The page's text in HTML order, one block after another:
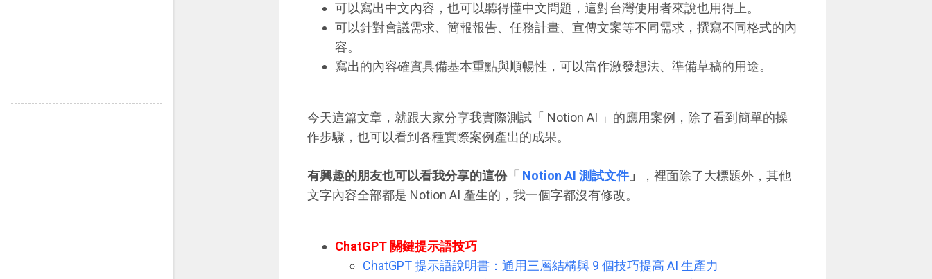
可以寫出中文內容，也可以聽得懂中文問題，這對台灣使用者來說也用得上。
可以針對會議需求、簡報報告、任務計畫、宣傳文案等不同需求，撰寫不同格式的內
容。
寫出的內容確實具備基本重點與順暢性，可以當作激發想法、準備草稿的用途。
今天這篇文章，就跟大家分享我實際測試「 Notion AI 」的應用案例，除了看到簡單的操
作步驟，也可以看到各種實際案例產出的成果。
有興趣的朋友也可以看我分享的這份「 Notion AI 測試文件」
，裡面除了大標題外，其他
文字內容全部都是 Notion AI 產生的，我一個字都沒有修改。
ChatGPT 關鍵提示語技巧
ChatGPT 提示語說明書：通用三層結構與 9 個技巧提高 AI 生產力